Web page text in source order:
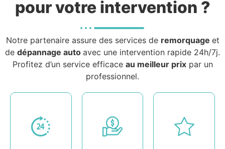
pour votre intervention ?
Notre partenaire assure des services de remorquage et
de dépannage auto avec une intervention rapide 24h/7j.
Profitez d’un service efficace au meilleur prixpar un
professionnel.